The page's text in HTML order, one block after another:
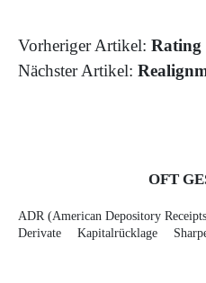
Vorheriger Artikel: Rating
Nächster Artikel:
OFT
ADR (American Depository
Derivate
Kapitalrücklage